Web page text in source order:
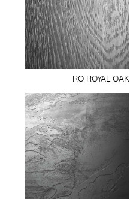
RO ROYAL OAK